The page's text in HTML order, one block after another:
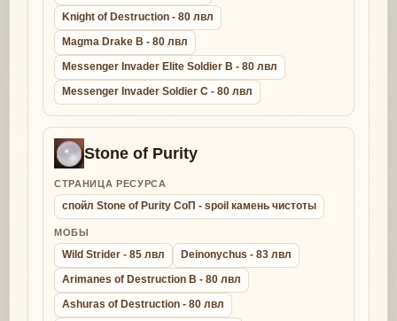
Knight of Destruction - 80 лвл
Magma Drake B - 80 лвл
Messenger Invader Elite Soldier B - 80 лвл
Messenger Invader Soldier C - 80 лвл
Stone of Purity
СТРАНИЦА РЕСУРСА
спойл Stone of Purity СоП - spoil камень чистоты
МОБЫ
Wild Strider - 85 лвл
Deinonychus - 83 лвл
Arimanes of Destruction B - 80 лвл
Ashuras of Destruction - 80 лвл